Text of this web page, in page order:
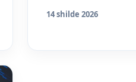
14 shilde 2026